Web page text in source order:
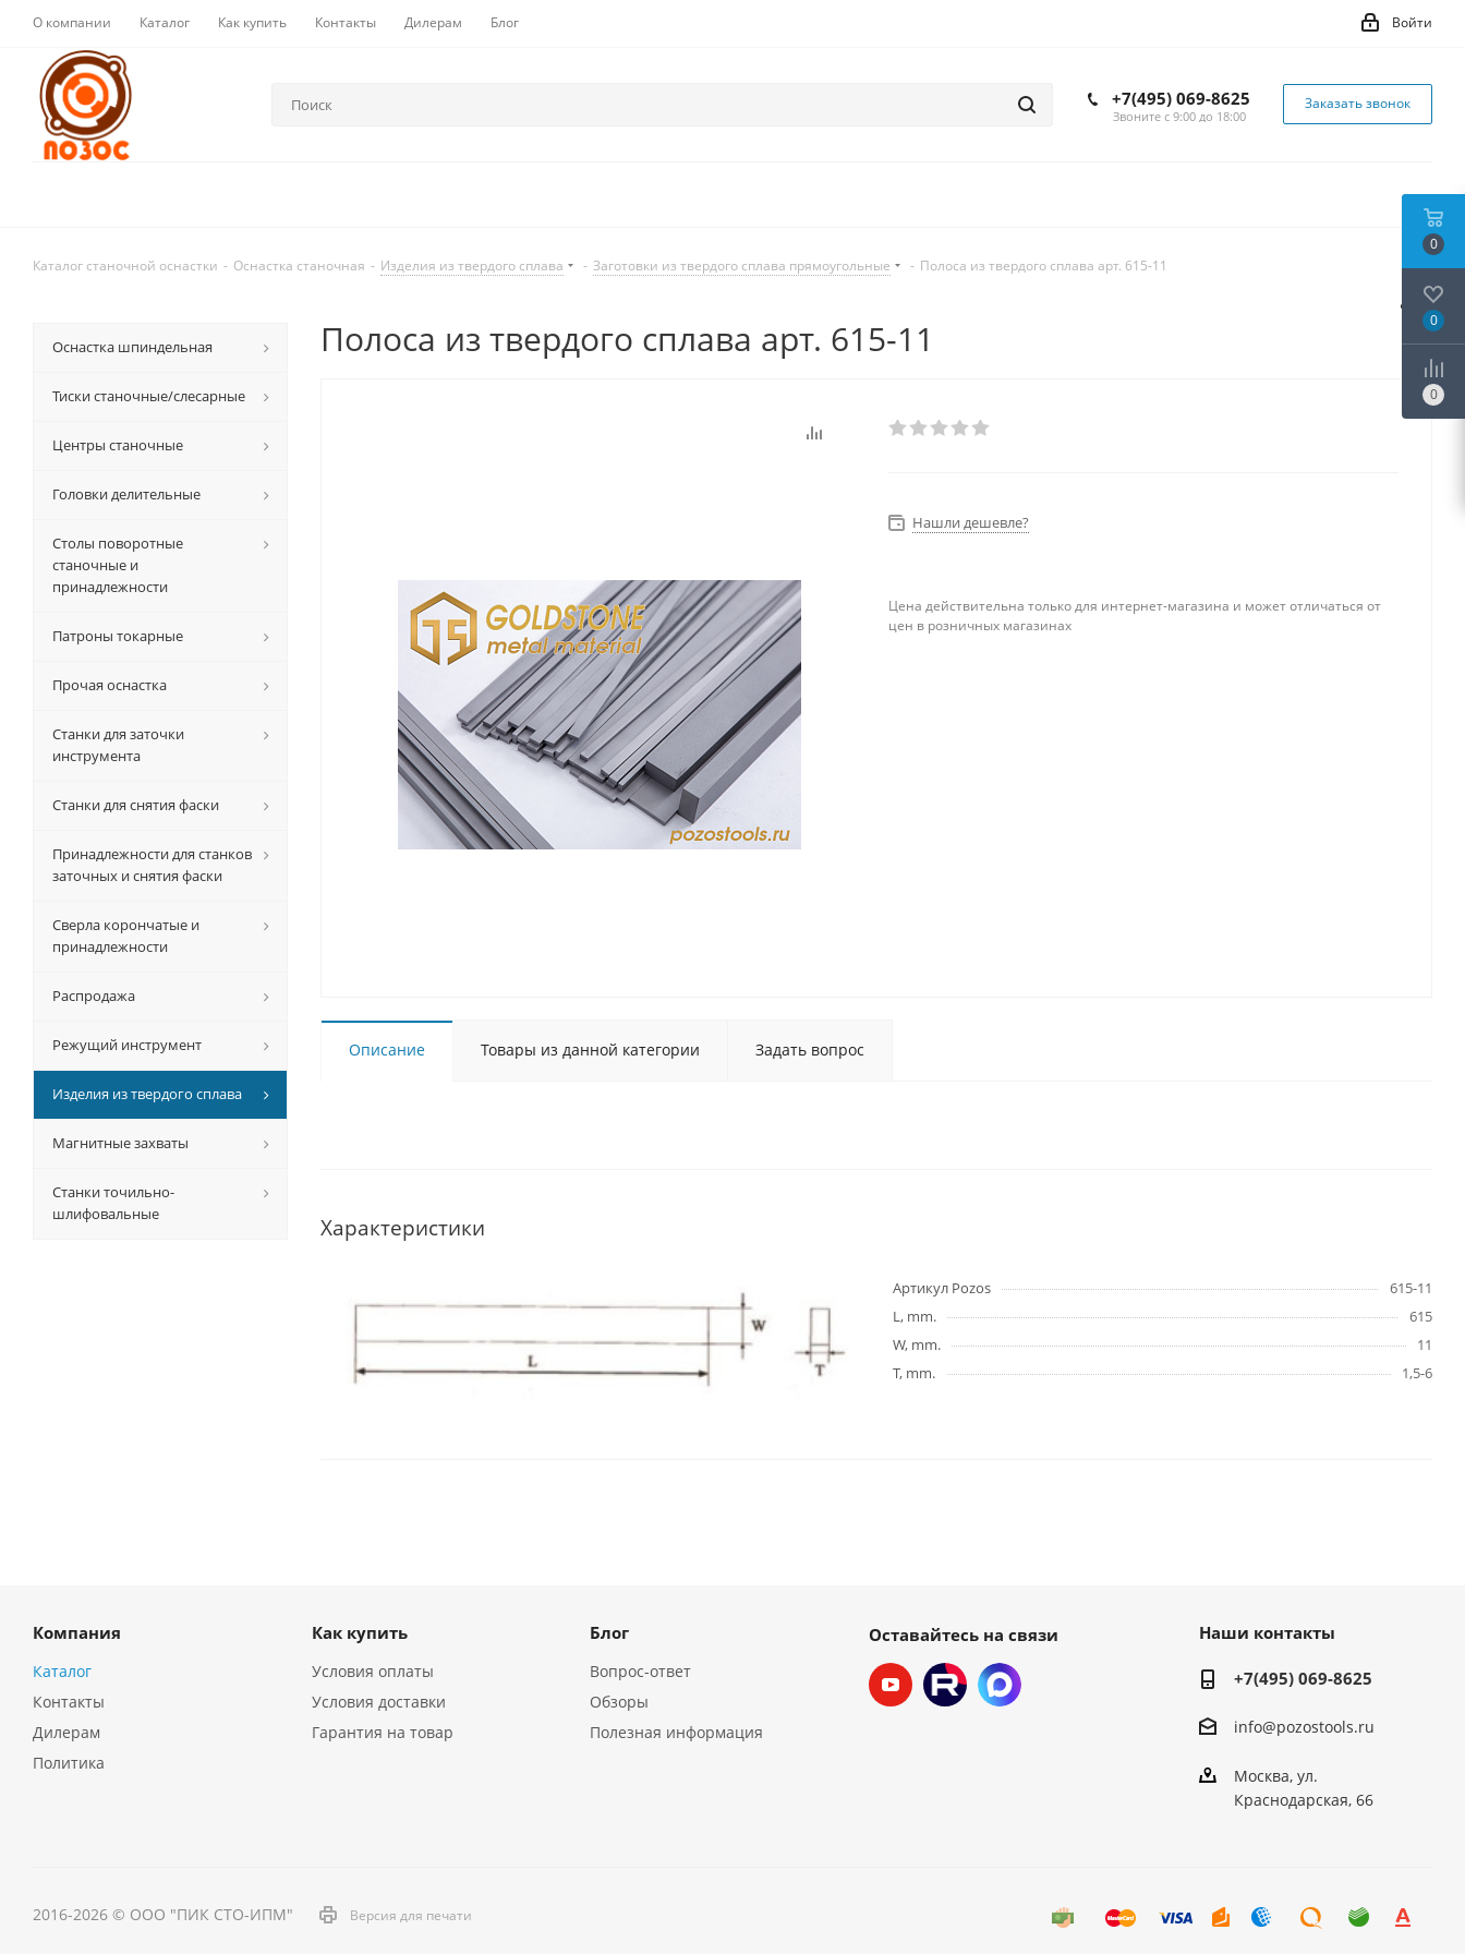
О компании Каталог Как купить Контакты Дилерам Блог Войти
+7(495) 069-8625
Звоните с 9:00 до 18:00
Заказать звонок
Каталог станочной оснастки - Оснастка станочная - Изделия из твердого сплава - Заготовки из твердого сплава прямоугольные - Полоса из твердого сплава арт. 615-11
Полоса из твердого сплава арт. 615-11
Нашли дешевле?
Цена действительна только для интернет-магазина и может отличаться от
цен в розничных магазинах
Описание Товары из данной категории Задать вопрос
Характеристики
Артикул Pozos
615-11
L, mm.
615
W, mm.
11
T, mm.
1,5-6
Оснастка шпиндельная
Тиски станочные/слесарные
Центры станочные
Головки делительные
Столы поворотные
станочные и
принадлежности
Патроны токарные
Прочая оснастка
Станки для заточки
инструмента
Станки для снятия фаски
Принадлежности для станков
заточных и снятия фаски
Сверла корончатые и
принадлежности
Распродажа
Режущий инструмент
Изделия из твердого сплава
Магнитные захваты
Станки точильно-
шлифовальные
Компания
Каталог
Контакты
Дилерам
Политика
Как купить
Условия оплаты
Условия доставки
Гарантия на товар
Блог
Вопрос-ответ
Обзоры
Полезная информация
Оставайтесь на связи Наши контакты
+7(495) 069-8625
info@pozostools.ru
Москва, ул.
Краснодарская, 66
2016-2026 © ООО "ПИК СТО-ИПМ" Версия для печати
0
0
0